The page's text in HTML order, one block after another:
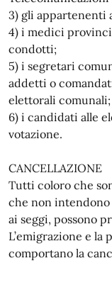
3) gli appartenenti
4) i medici
condotti;
5) i segretari
addetti o
elettorali comunali;
6) i candidati alle
votazione.
CANCELLAZIONE
Tutti coloro che
che non
ai seggi, possono
L’emigrazione e
comportano la